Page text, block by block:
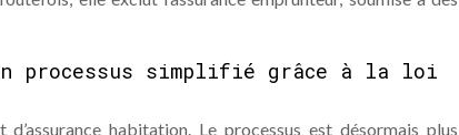
processus simplifié grâce à la loi
habitation. Le processus est désormais plus